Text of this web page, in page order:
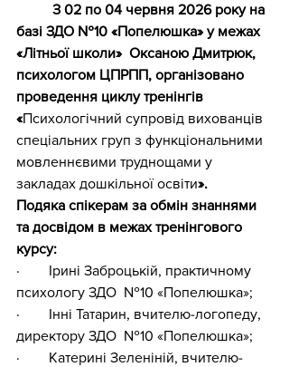
	З 02 по 04 червня 2026 року
на
базі ЗДО №10 «Попелюшка» у межах
«Літньої школи» Оксаною Дмитрюк,
психологом ЦПРПП, організовано
проведення циклу тренінгів
«Психологічний супровід вихованців
спеціальних груп з функціональними
мовленнєвими труднощами у
закладах дошкільної освіти».
Подяка спікерам за обмін знаннями
та досвідом в межах тренінгового
курсу:
·        Ірині Заброцькій, практичному
психологу ЗДО  №10 «Попелюшка»;
·        Інні Татарин, вчителю-логопеду,
директору ЗДО  №10 «Попелюшка»;
·        Катерині Зеленіній, вчителю-